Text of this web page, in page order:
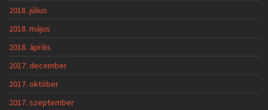
2018. július
2018. május
2018. április
2017. december
2017. október
2017. szeptember